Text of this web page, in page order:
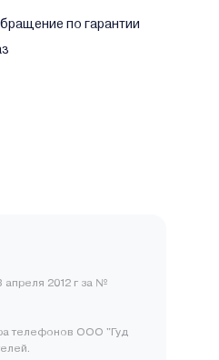
по гарантии
апреля 2012 г за №
телефонов ООО "Гуд